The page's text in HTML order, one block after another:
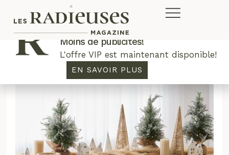
Plus de concours. Plus de rabais.
Moins de publicités!
L'offre VIP est maintenant disponible!
EN SAVOIR PLUS